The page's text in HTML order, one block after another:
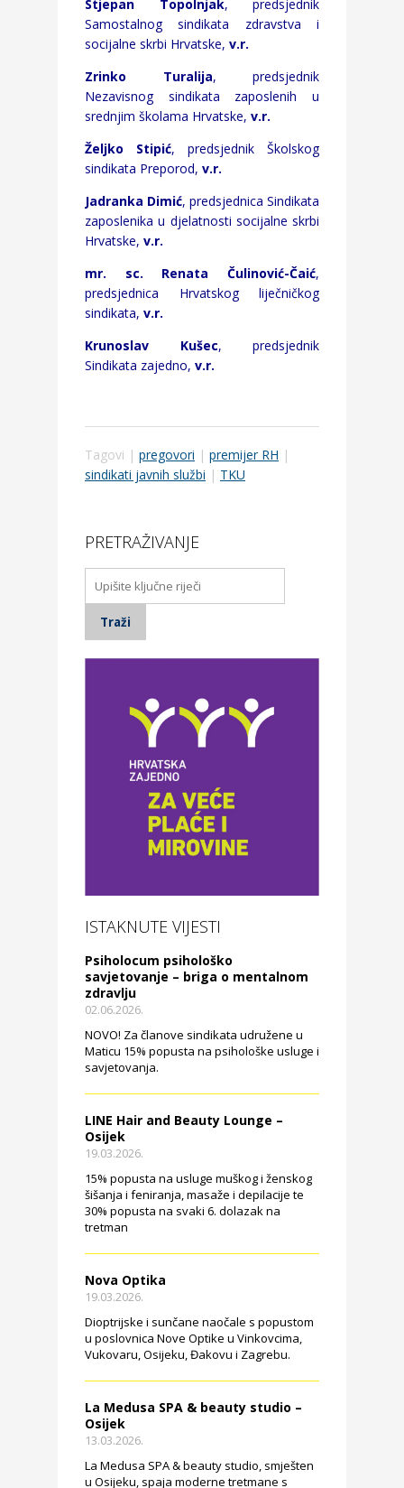
Stjepan Topolnjak, predsjednik
Samostalnog sindikata zdravstva i
socijalne skrbi Hrvatske, v.r.
Zrinko Turalija, predsjednik
Nezavisnog sindikata zaposlenih u
srednjim školama Hrvatske, v.r.
Željko Stipić, predsjednik Školskog
sindikata Preporod, v.r.
Jadranka Dimić, predsjednica Sindikata
zaposlenika u djelatnosti socijalne skrbi
Hrvatske, v.r.
mr. sc. Renata Čulinović-Čaić,
predsjednica Hrvatskog liječničkog
sindikata, v.r.
Krunoslav Kušec, predsjednik
Sindikata zajedno, v.r.
Tagovi | pregovori | premijer RH |
sindikati javnih službi | TKU
PRETRAŽIVANJE
ISTAKNUTE VIJESTI
Psiholocum psihološko
savjetovanje – briga o mentalnom
zdravlju
02.06.2026.
NOVO! Za članove sindikata udružene u
Maticu 15% popusta na psihološke usluge i
savjetovanja.
LINE Hair and Beauty Lounge –
Osijek
19.03.2026.
15% popusta na usluge muškog i ženskog
šišanja i feniranja, masaže i depilacije te
30% popusta na svaki 6. dolazak na
tretman
Nova Optika
19.03.2026.
Dioptrijske i sunčane naočale s popustom
u poslovnica Nove Optike u Vinkovcima,
Vukovaru, Osijeku, Đakovu i Zagrebu.
La Medusa SPA & beauty studio –
Osijek
13.03.2026.
La Medusa SPA & beauty studio, smješten
u Osijeku, spaja moderne tretmane s